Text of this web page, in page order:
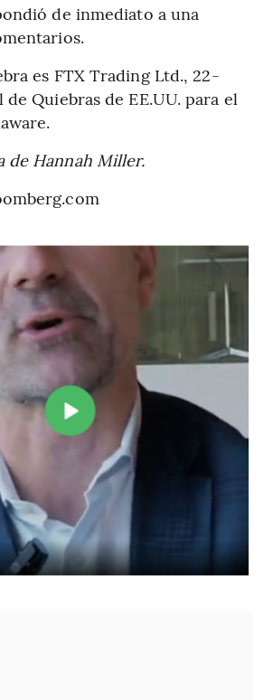
de inmediato a una
es FTX Trading Ltd., 22-
de Quiebras de EE.UU. para el
de Hannah Miller.